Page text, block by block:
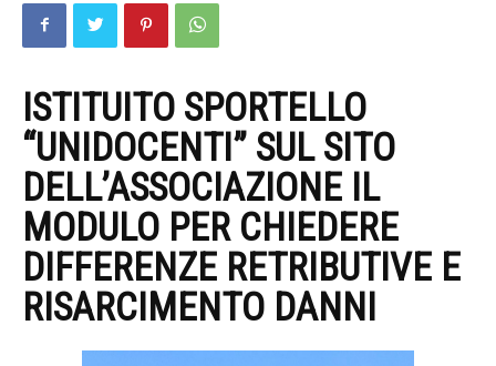
ISTITUITO SPORTELLO
“UNIDOCENTI” SUL SITO
DELL’ASSOCIAZIONE IL
MODULO PER CHIEDERE
DIFFERENZE RETRIBUTIVE E
RISARCIMENTO DANNI